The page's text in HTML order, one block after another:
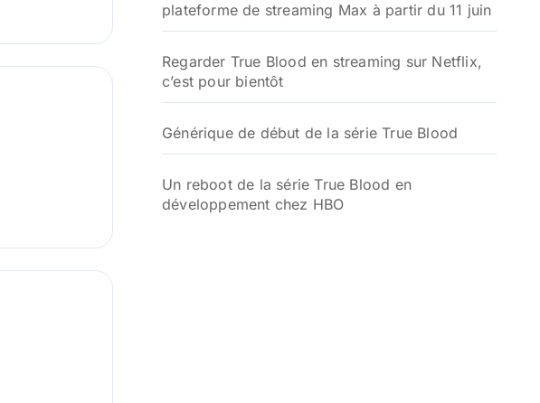
plateforme de streaming Max à partir du 11 juin
Regarder True Blood en streaming sur Netflix,
c’est pour bientôt
Générique de début de la série True Blood
Un reboot de la série True Blood en
développement chez HBO